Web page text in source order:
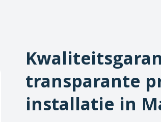
transparante
installatie in